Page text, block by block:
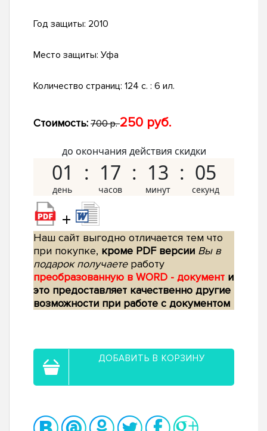
Год защиты: 2010
Место защиты: Уфа
Количество страниц: 124 с. : 6 ил.
Стоимость: 700 р.250 руб.
до окончания действия скидки
01 17 13 04
+
Наш сайт выгодно отличается тем что
при покупке, кроме PDF версии Вы в
подарок получаетеработу
преобразованную в WORD - документ и
это предоставляет качественно другие
возможности при работе с документом
ДОБАВИТЬ В КОРЗИНУ